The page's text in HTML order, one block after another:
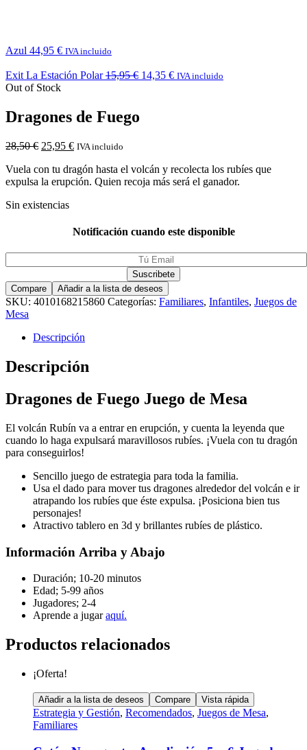
Azul 44,95 € IVA incluido
Exit La Estación Polar 15,95€ 14,35 € IVA incluido
Out of Stock
Dragones de Fuego
28,50€ 25,95 € IVA incluido
Vuela con tu dragón hasta el volcán y recolecta los rubíes que
expulsa la erupción. Quien recoja más será el ganador.
Sin existencias
Notificación cuando este disponible
Compare Añadir a la lista de deseos
SKU: 4010168215860 Categorías: Familiares, Infantiles, Juegos de
Mesa
Descripción
Descripción
Dragones de Fuego Juego de Mesa
El volcán Rubín va a entrar en erupción, y cuenta la leyenda que
cuando lo haga expulsará maravillosos rubíes. ¡Vuela con tu dragón
para conseguirlos!
Sencillo juego de estrategia para toda la familia.
Usa el dado para mover tus dragones alrededor del volcán e ir
atrapando los rubíes que éste expulsa. ¡Posiciona bien tus
personajes!
Atractivo tablero en 3d y brillantes rubíes de plástico.
Información Arriba y Abajo
Duración; 10-20 minutos
Edad; 5-99 años
Jugadores; 2-4
Aprende a jugaraquí.
Productos relacionados
¡Oferta!
Añadir a la lista de deseos Compare Vista rápida
Estrategia y Gestión, Recomendados, Juegos de Mesa,
Familiares